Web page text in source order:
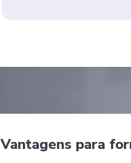
Vantagens para